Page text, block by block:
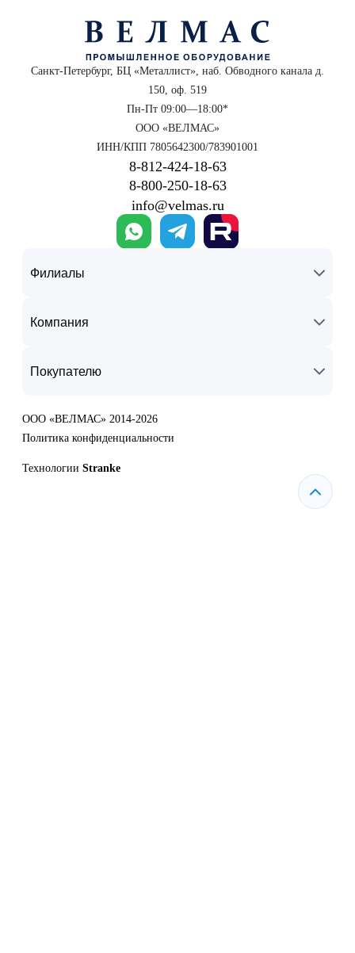
Санкт-Петербург, БЦ «Металлист», наб. Обводного канала д.
150, оф. 519
Пн-Пт 09:00—18:00*
ООО «ВЕЛМАС»
ИНН/КПП 7805642300/783901001
8‑812‑424‑18‑63
8‑800‑250‑18‑63
info@velmas.ru
Филиалы
Компания
Покупателю
ООО «ВЕЛМАС» 2014-2026
Политика конфиденциальности
Технологии Stranke